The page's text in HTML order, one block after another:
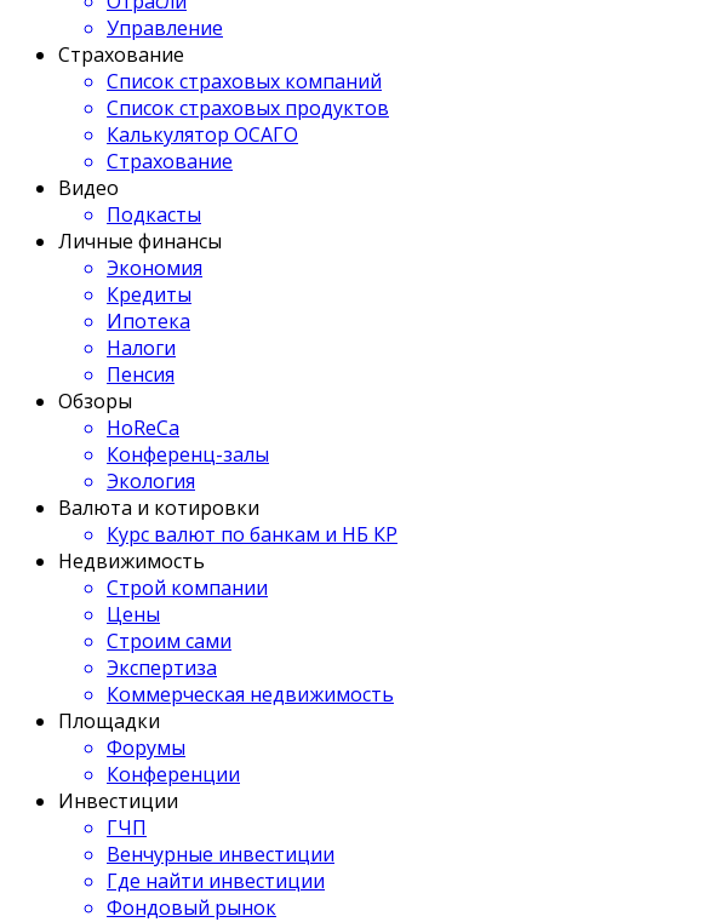
Управление
Страхование
Список страховых компаний
Список страховых продуктов
Калькулятор ОСАГО
Страхование
Видео
Подкасты
Личные финансы
Экономия
Кредиты
Ипотека
Налоги
Пенсия
Обзоры
HoReCa
Конференц-залы
Экология
Валюта и котировки
Курс валют по банкам и НБ КР
Недвижимость
Строй компании
Цены
Строим сами
Экспертиза
Коммерческая недвижимость
Площадки
Форумы
Конференции
Инвестиции
ГЧП
Венчурные инвестиции
Где найти инвестиции
Фондовый рынок